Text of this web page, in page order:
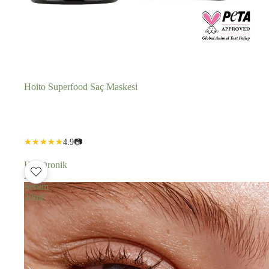
Hoito Superfood Saç Maskesi
azalt
artır
4.9📷
Hyalüronik
Asit
Serum
30ml